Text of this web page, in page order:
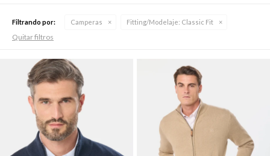
Filtrando por: Camperas Fitting/Modelaje: Classic Fit
Quitar filtros
Buzos